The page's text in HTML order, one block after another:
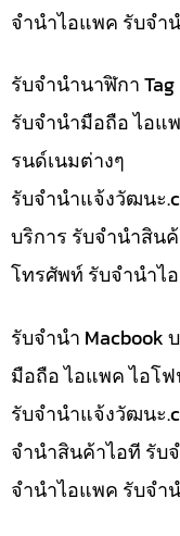
จำนำไอแพค รับจำ
รับจำนำนาฬิกา
รับจำนำมือถือ ไอแ
รนด์เนมต่างๆ
รับจํานําแจ้งวัฒนะ
บริการ รับจำนำสิน
โทรศัพท์ รับจำนำไ
รับจำนำ Macbook
มือถือ ไอแพค ไอโ
รับจํานําแจ้งวัฒนะ
จำนำสินค้าไอที รับ
จำนำไอแพค รับจำ